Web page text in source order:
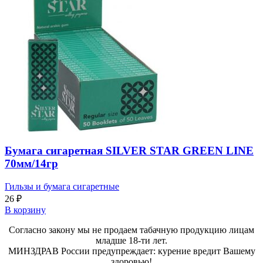
Бумага сигаретная SILVER STAR GREEN LINE
70мм/14гр
Гильзы и бумага сигаретные
26 ₽
В корзину
Согласно закону мы не продаем табачную продукцию лицам
младше 18-ти лет.
МИНЗДРАВ России предупреждает: курение вредит Вашему